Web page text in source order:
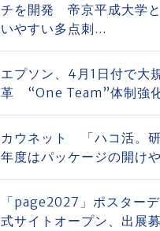
チを開発 帝京平成大学
いやすい多点刺...
エプソン、4月1日付で大
革 “One Team”体制強
カウネット 「ハコ活。
年度はパッケージの開け
「page2027」ポスター
式サイトオープン、出展